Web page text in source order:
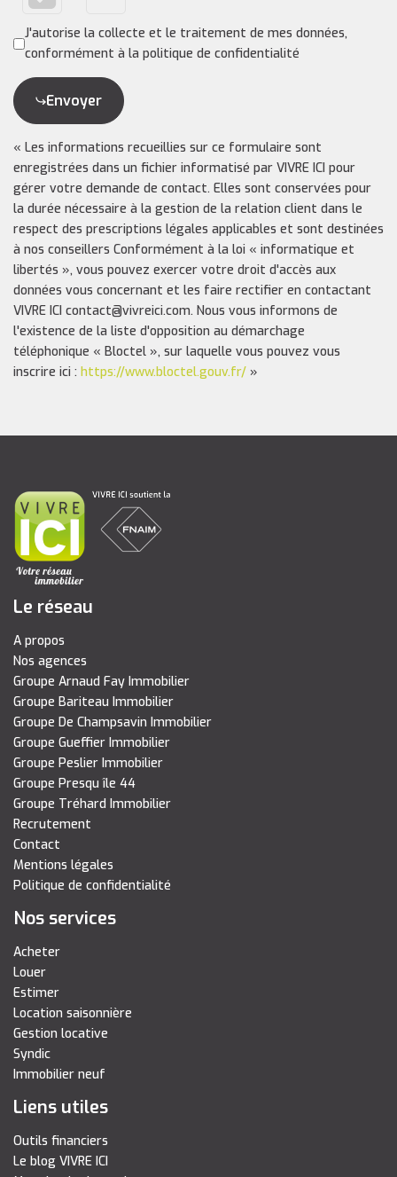
J'autorise la collecte et le traitement de mes données,
conformément à la politique de confidentialité
Envoyer
« Les informations recueillies sur ce formulaire sont
enregistrées dans un fichier informatisé par VIVRE ICI pour
gérer votre demande de contact. Elles sont conservées pour
la durée nécessaire à la gestion de la relation client dans le
respect des prescriptions légales applicables et sont destinées
à nos conseillers Conformément à la loi « informatique et
libertés », vous pouvez exercer votre droit d'accès aux
données vous concernant et les faire rectifier en contactant
VIVRE ICI contact@vivreici.com. Nous vous informons de
l'existence de la liste d'opposition au démarchage
téléphonique « Bloctel », sur laquelle vous pouvez vous
inscrire ici : https://www.bloctel.gouv.fr/ »
Le réseau
A propos
Nos agences
Groupe Arnaud Fay Immobilier
Groupe Bariteau Immobilier
Groupe De Champsavin Immobilier
Groupe Gueffier Immobilier
Groupe Peslier Immobilier
Groupe Presqu île 44
Groupe Tréhard Immobilier
Recrutement
Contact
Mentions légales
Politique de confidentialité
Nos services
Acheter
Louer
Estimer
Location saisonnière
Gestion locative
Syndic
Immobilier neuf
Liens utiles
Outils financiers
Le blog VIVRE ICI